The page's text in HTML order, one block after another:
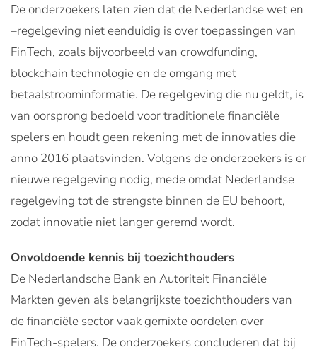
De onderzoekers laten zien dat de Nederlandse wet en
–regelgeving niet eenduidig is over toepassingen van
FinTech, zoals bijvoorbeeld van crowdfunding,
blockchain technologie en de omgang met
betaalstroominformatie. De regelgeving die nu geldt, is
van oorsprong bedoeld voor traditionele financiële
spelers en houdt geen rekening met de innovaties die
anno 2016 plaatsvinden. Volgens de onderzoekers is er
nieuwe regelgeving nodig, mede omdat Nederlandse
regelgeving tot de strengste binnen de EU behoort,
zodat innovatie niet langer geremd wordt.
Onvoldoende kennis bij toezichthouders
De Nederlandsche Bank en Autoriteit Financiële
Markten geven als belangrijkste toezichthouders van
de financiële sector vaak gemixte oordelen over
FinTech-spelers. De onderzoekers concluderen dat bij